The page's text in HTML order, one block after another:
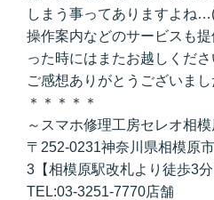
しまう事ってありますよね
操作案内などのサービスも
った時にはまたお越しくださ
ご感想ありがとうございまし
＊＊＊＊＊
～スマホ修理工房セレオ相模
〒252-0231神奈川県相模原
3【相模原駅改札より徒歩3分
TEL:03-3251-7770店舗